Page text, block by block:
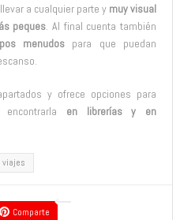
a cualquier parte y muy visual
peques. Al final cuenta también
menudospara que puedan
y ofrece opciones para
en librerías y en
viajes
Comparte